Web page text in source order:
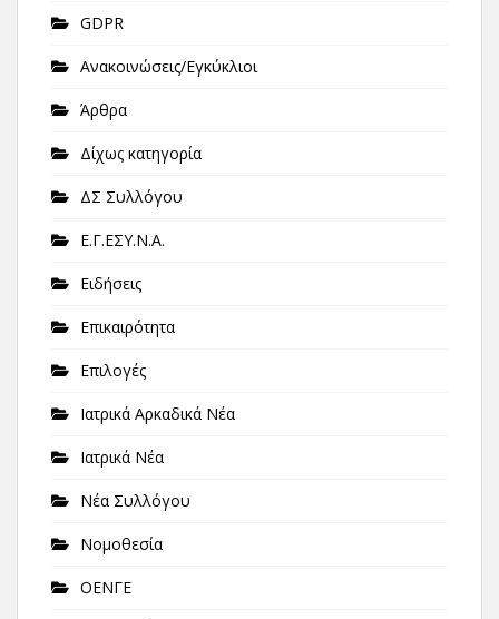
GDPR
Ανακοινώσεις/Εγκύκλιοι
Άρθρα
Δίχως κατηγορία
ΔΣ Συλλόγου
Ε.Γ.ΕΣΥ.Ν.Α.
Ειδήσεις
Επικαιρότητα
Επιλογές
Ιατρικά Αρκαδικά Νέα
Ιατρικά Νέα
Νέα Συλλόγου
Νομοθεσία
ΟΕΝΓΕ